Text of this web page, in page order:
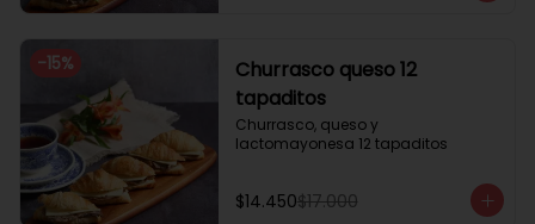
-15%
Churrasco queso 12
tapaditos
Churrasco, queso y
lactomayonesa 12 tapaditos
$14.450$17.000